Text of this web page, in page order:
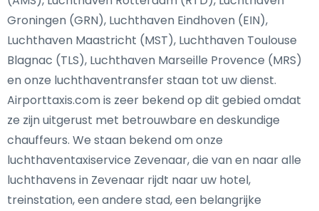
Groningen (GRN), Luchthaven Eindhoven (EIN),
Luchthaven Maastricht (MST), Luchthaven Toulouse
Blagnac (TLS), Luchthaven Marseille Provence (MRS)
en onze luchthaventransfer staan tot uw dienst.
Airporttaxis.com is zeer bekend op dit gebied omdat
ze zijn uitgerust met betrouwbare en deskundige
chauffeurs. We staan bekend om onze
luchthaventaxiservice Zevenaar, die van en naar alle
luchthavens in Zevenaar rijdt naar uw hotel,
treinstation, een andere stad, een belangrijke